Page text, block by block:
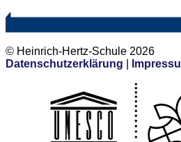
© Heinrich-Hertz-Schule 2026
Datenschutzerklärung